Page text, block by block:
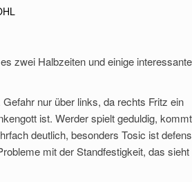
zwei Halbzeiten und einige interessante
nur über links, da rechts Fritz ein
ist. Werder spielt geduldig,
deutlich, besonders Tosic ist
mit der Standfestigkeit, das sieht